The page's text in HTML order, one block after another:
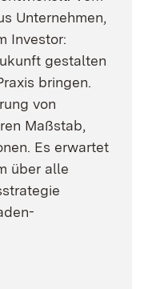
Unternehmen,
Investor:
gestalten
bringen.
von
Maßstab,
Es erwartet
über alle